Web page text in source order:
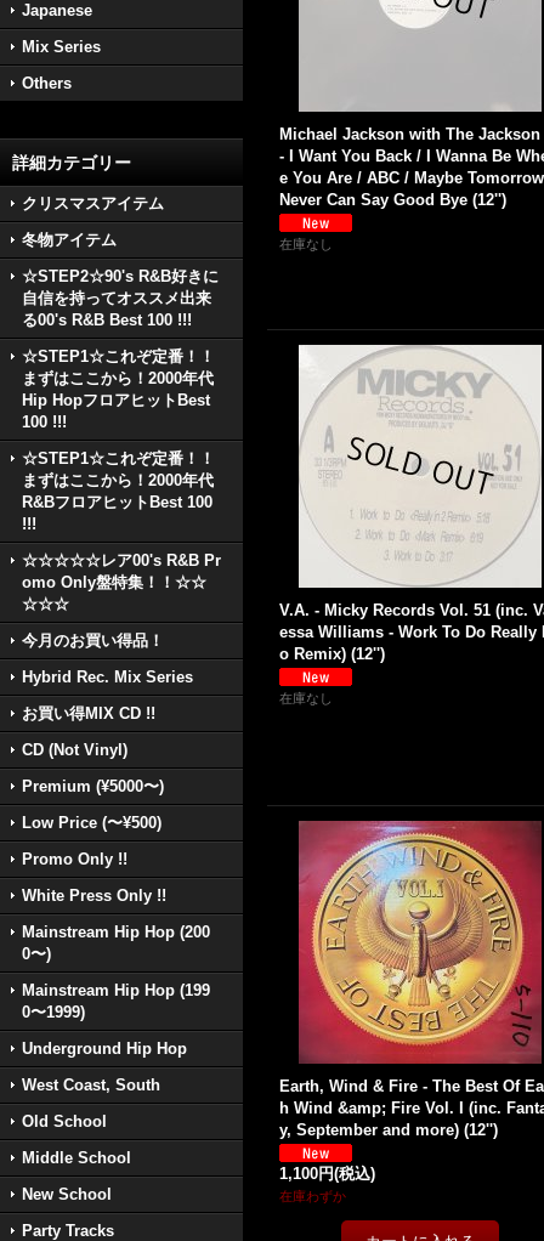
Japanese
Mix Series
Others
詳細カテゴリー
クリスマスアイテム
冬物アイテム
☆STEP2☆90's R&B好きに
自信を持ってオススメ出来
る00's R&B Best 100 !!!
☆STEP1☆これぞ定番！！
まずはここから！2000年代
Hip HopフロアヒットBest
100 !!!
☆STEP1☆これぞ定番！！
まずはここから！2000年代
R&BフロアヒットBest 100
!!!
☆☆☆☆☆レア00's R&B Pr
omo Only盤特集！！☆☆
☆☆☆
今月のお買い得品！
Hybrid Rec. Mix Series
お買い得MIX CD !!
CD (Not Vinyl)
Premium (¥5000〜)
Low Price (〜¥500)
Promo Only !!
White Press Only !!
Mainstream Hip Hop (200
0〜)
Mainstream Hip Hop (199
0〜1999)
Underground Hip Hop
West Coast, South
Old School
Middle School
New School
Party Tracks
Michael Jackson with The Jackson
- I Want You Back / I Wanna Be
e You Are / ABC / Maybe
Never Can Say Good Bye (12'')
在庫なし
V.A. - Micky Records Vol. 51 (inc.
essa Williams - Work To Do Really
o Remix) (12'')
在庫なし
Earth, Wind & Fire - The Best Of
h Wind &amp; Fire Vol. I (inc.
y, September and more) (12'')
1,100円(税込)
在庫わずか